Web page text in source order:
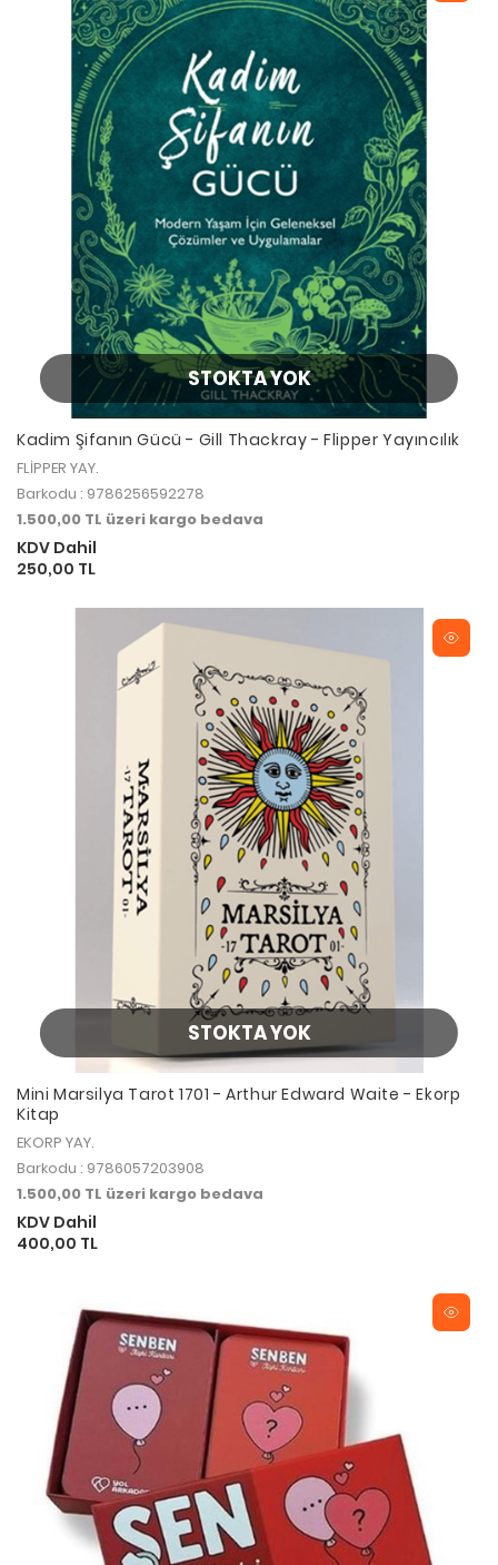
STOKTA YOK
Kadim Şifanın Gücü - Gill Thackray - Flipper Yayıncılık
FLİPPER YAY.
Barkodu : 9786256592278
1.500,00 TL üzeri kargo bedava
KDV Dahil
250,00 TL
STOKTA YOK
Mini Marsilya Tarot 1701 - Arthur Edward Waite - Ekorp
Kitap
EKORP YAY.
Barkodu : 9786057203908
1.500,00 TL üzeri kargo bedava
KDV Dahil
400,00 TL